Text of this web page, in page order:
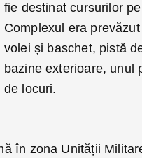
fie destinat cursurilor
Complexul era
volei și baschet, pistă
bazine exterioare, unul
de locuri.